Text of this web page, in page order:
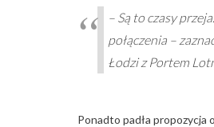
– Są to czasy
połączenia –
Łodzi z Portem
Ponadto padła propozycja